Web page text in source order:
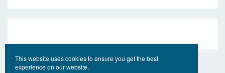
This website uses cookies to ensure you get the best
experience on our website.